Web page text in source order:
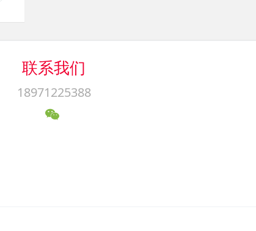
联系我们
18971225388